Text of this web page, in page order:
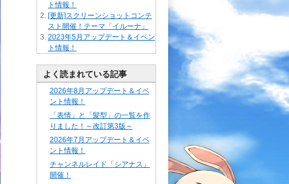
ト情報！
[更新]スクリーンショットコンテ
スト開催！テーマ「イルーナ」
2023年5月アップデート＆イベン
ト情報！
よく読まれている記事
2026年8月アップデート＆イベ
ント情報！
「表情」と「髪型」の一覧を作
りました！～改訂第3版～
2026年7月アップデート＆イベ
ント情報！
チャンネルレイド「シアナス」
開催！